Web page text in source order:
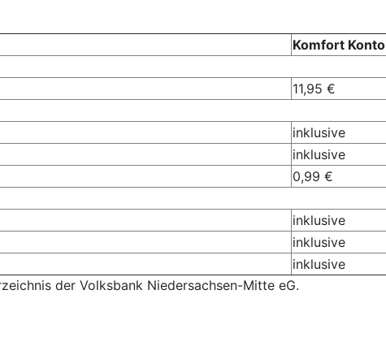
Komfort Konto
11,95 €
inklusive
inklusive
0,99 €
inklusive
inklusive
inklusive
der Volksbank Niedersachsen-Mitte eG.